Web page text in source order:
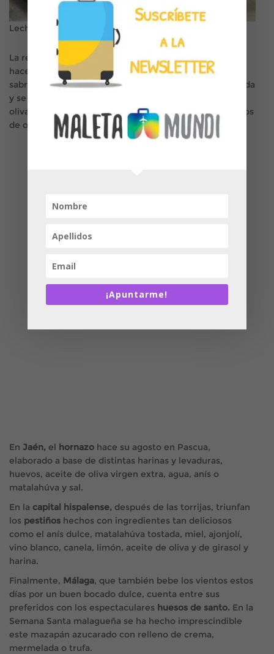
Leche frita
La repostería onubense
, con una clara influencia lusa,
hace de la coca ayamontina una de sus recetas más
sabrosas estos días. En ella predomina la almendra cruda
y se elabora con vino blanco, harina de trigo, aceite de
oliva, ralladura de limón, azúcar, cabello de ángel, clavos
de olor, canela en polvo, anís y ajonjolí.
En Jaén, el hornazo hace su agosto en Pascua,
elaborado a base de distintas harinas y levaduras,
huevos, aceite de oliva virgen extra, agua, anís o
matalahúva y sal.
En la capital hispalense, después de las torrijas, triunfan
los pestiños hechos con ingredientes tan deliciosos
como el anís dulce, matalahúva tostada, miel, ajonjolí,
vino blanco, canela, limón, aceite de oliva y de girasol y
harina.
Finalmente, Málaga, que también bebe los vientos estos
días por un buen bocado dulce, cuenta entre sus
preferidos con los espectaculares huesos de santo. En la
Semana Santa malagueña se ha hecho imprescindible
este mazapán azucarado con relleno de crema,
mermelada o trufa.
¡Apuntarme!